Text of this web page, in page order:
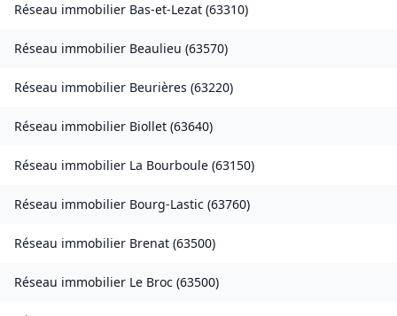
Réseau immobilier Bas-et-Lezat (63310)
Réseau immobilier Beaulieu (63570)
Réseau immobilier Beurières (63220)
Réseau immobilier Biollet (63640)
Réseau immobilier La Bourboule (63150)
Réseau immobilier Bourg-Lastic (63760)
Réseau immobilier Brenat (63500)
Réseau immobilier Le Broc (63500)